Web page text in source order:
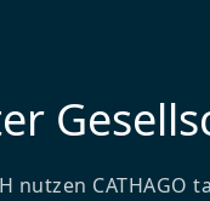
nutzen CATHAGO